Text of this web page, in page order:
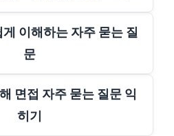
이해하는 자주 묻는 질
문
면접 자주 묻는 질문 익
히기